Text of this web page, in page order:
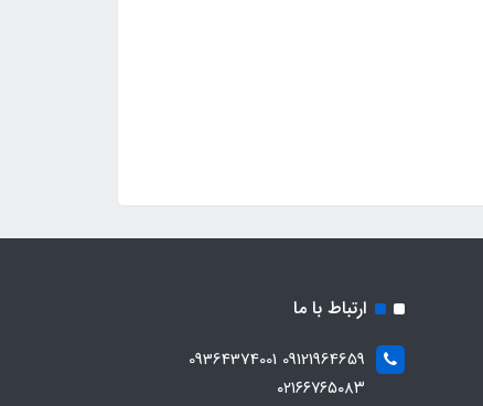
ارتباط با ما
09121964659 09364374001
۰۲۱۶۶۷۶۵۰۸۳